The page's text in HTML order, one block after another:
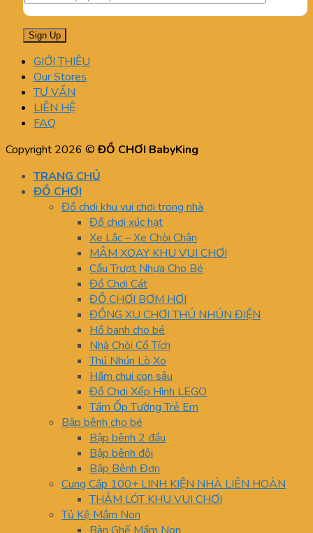
GIỚI THIỆU
Our Stores
TƯ VẤN
LIÊN HỆ
FAQ
Copyright 2026 ©ĐỒ CHƠI BabyKing
TRANG CHỦ
ĐỒ CHƠI
Đồ chơi khu vui chơi trong nhà
Đồ chơi xúc hạt
Xe Lắc – Xe Chòi Chân
MÂM XOAY KHU VUI CHƠI
Cầu Trượt Nhựa Cho Bé
Đồ Chơi Cát
ĐỒ CHƠI BƠM HƠI
ĐỒNG XU CHƠI THÚ NHÚN ĐIỆN
Hồ banh cho bé
Nhà Chòi Cổ Tích
Thú Nhún Lò Xo
Hầm chui con sâu
Đồ Chơi Xếp Hình LEGO
Tấm Ốp Tường Trẻ Em
Bập bênh cho bé
Bập bênh 2 đầu
Bập bênh đôi
Bập Bênh Đơn
Cung Cấp 100+ LINH KIỆN NHÀ LIÊN HOÀN
THẢM LÓT KHU VUI CHƠI
Tủ Kệ Mầm Non